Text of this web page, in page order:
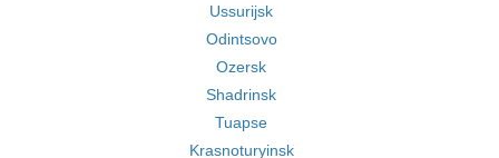
Ussurijsk
Odintsovo
Ozersk
Shadrinsk
Tuapse
Krasnoturyinsk